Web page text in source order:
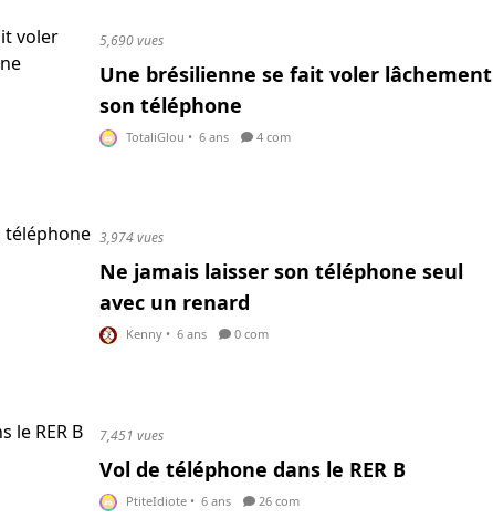
5,690 vues
Une brésilienne se fait voler lâchement
son téléphone
TotaliGlou • 6 ans 4 com
3,974 vues
Ne jamais laisser son téléphone seul
avec un renard
Kenny • 6 ans 0 com
7,451 vues
Vol de téléphone dans le RER B
PtiteIdiote • 6 ans 26 com